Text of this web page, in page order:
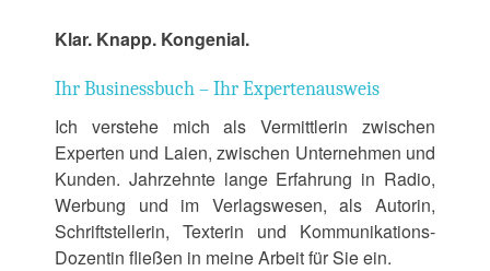
Klar. Knapp. Kongenial.
Ihr Businessbuch – Ihr Expertenausweis
Ich verstehe mich als Vermittlerin zwischen
Experten und Laien, zwischen Unternehmen und
Kunden. Jahrzehnte lange Erfahrung in Radio,
Werbung und im Verlagswesen, als Autorin,
Schriftstellerin, Texterin und Kommunikations-
Dozentin fließen in meine Arbeit für Sie ein.